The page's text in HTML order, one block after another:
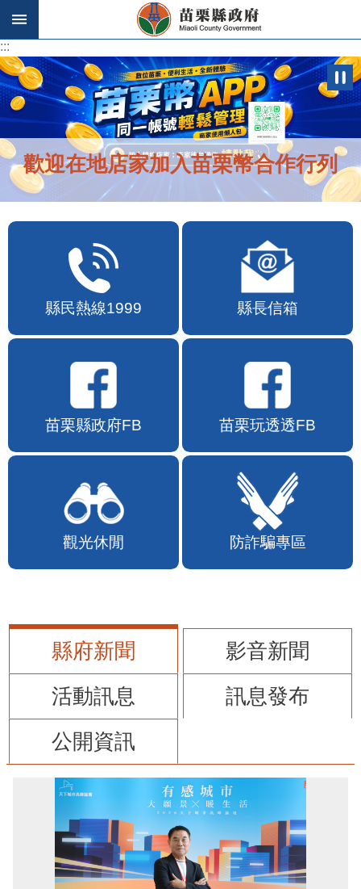
跳到主要內容區塊
:::
:::
歡迎在地店家加入苗栗幣合作行列
縣民熱線1999 縣長信箱
苗栗縣政府FB 苗栗玩透透FB
觀光休閒 防詐騙專區
縣府新聞
影音新聞
活動訊息
訊息發布
公開資訊